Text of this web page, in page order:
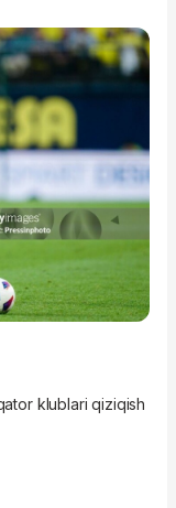
klublari qiziqish